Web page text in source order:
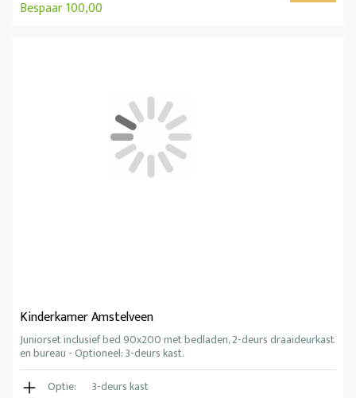
Bespaar 100,00
Kinderkamer Amstelveen
Juniorset inclusief bed 90x200 met bedladen, 2-deurs draaideurkast
en bureau - Optioneel: 3-deurs kast.
Optie:
3-deurs kast